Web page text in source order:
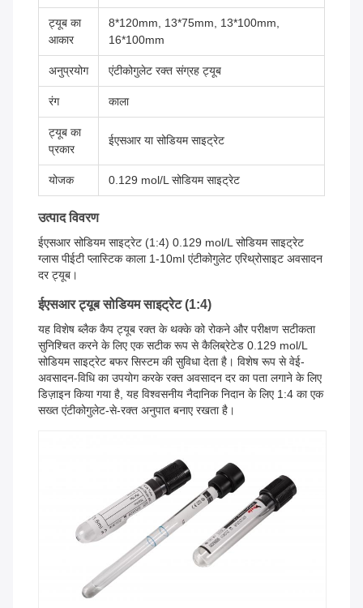
ट्यूब का
आकार
8*120mm, 13*75mm, 13*100mm,
16*100mm
अनुप्रयोग एंटीकोगुलेट रक्त संग्रह ट्यूब
रंग काला
ट्यूब का
प्रकार
ईएसआर या सोडियम साइट्रेट
योजक 0.129 mol/L सोडियम साइट्रेट
उत्पाद विवरण
ईएसआर सोडियम साइट्रेट (1:4) 0.129 mol/L सोडियम साइट्रेट
ग्लास पीईटी प्लास्टिक काला 1-10ml एंटीकोगुलेट एरिथ्रोसाइट अवसादन
दर ट्यूब।
ईएसआर ट्यूब सोडियम साइट्रेट (1:4)
यह विशेष ब्लैक कैप ट्यूब रक्त के थक्के को रोकने और परीक्षण सटीकता
सुनिश्चित करने के लिए एक सटीक रूप से कैलिब्रेटेड 0.129 mol/L
सोडियम साइट्रेट बफर सिस्टम की सुविधा देता है। विशेष रूप से वेई-
अवसादन-विधि का उपयोग करके रक्त अवसादन दर का पता लगाने के लिए
डिज़ाइन किया गया है, यह विश्वसनीय नैदानिक ​​निदान के लिए 1:4 का एक
सख्त एंटीकोगुलेट-से-रक्त अनुपात बनाए रखता है।